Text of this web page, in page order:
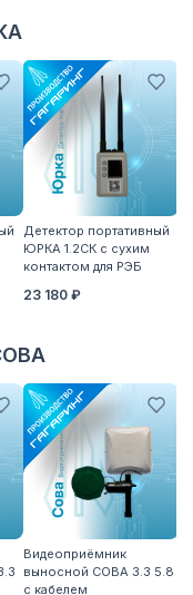
Детектор портативный
ЮРКА 1.2СК с сухим
контактом для РЭБ
23 180 ₽
Видеоприёмник
выносной СОВА 3.3 5.8
с кабелем